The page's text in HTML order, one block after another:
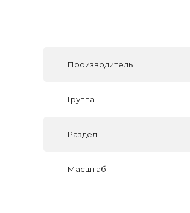
Производитель
Группа
Раздел
Масштаб